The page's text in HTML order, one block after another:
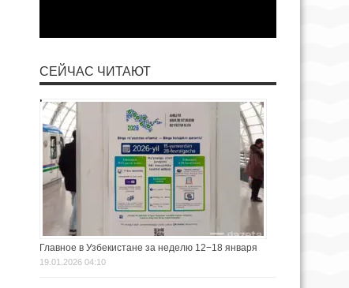
СЕЙЧАС ЧИТАЮТ
Главное в Узбекистане за неделю 12−18 января
19.01.2026 04:10